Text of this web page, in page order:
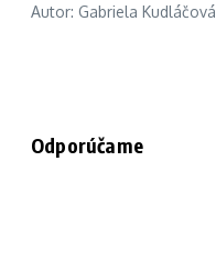
Autor: Gabriela Kudláčová
Odporúčame